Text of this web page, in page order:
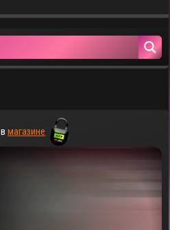
вмагазине